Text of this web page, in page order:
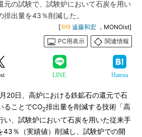
元の試験で、試験炉において石炭を用い
排出量を43％削減した。
[ 遠藤和宏 ，MONOist]
PC用表示
関連情報
LINE Hatena
20日、高炉における鉄鉱石の還元で石
ることでCO2排出量を削減する技術「高
い、試験炉において石炭を用いた従来手
43％（実績値）削減し、試験炉での開